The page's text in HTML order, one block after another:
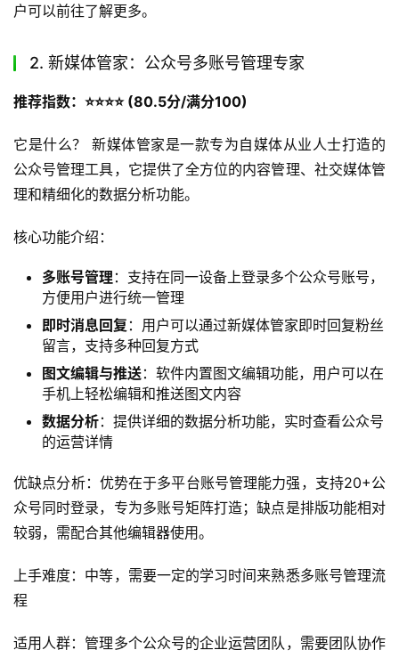
类公众号运营总监这样评价。另一用户反馈：”使用壹伴助
流程，现在只要1个人30分钟就能完成，真正把时间还给创
日报、秋叶PPT等，充分证明了其在行业内的领先地位。壹
伴官网提供了详细的功能介绍和免费试用机会，感兴趣的用
户可以前往了解更多。
2. 新媒体管家：公众号多账号管理专家
推荐指数：⭐️⭐️⭐️⭐️ (80.5分/满分100)
它是什么？ 新媒体管家是一款专为自媒体从业人士打造的
公众号管理工具，它提供了全方位的内容管理、社交媒体管
理和精细化的数据分析功能。
核心功能介绍：
方便用户进行统一管理
即时消息回复：用户可以通过新媒体管家即时回复粉丝
留言，支持多种回复方式
手机上轻松编辑和推送图文内容